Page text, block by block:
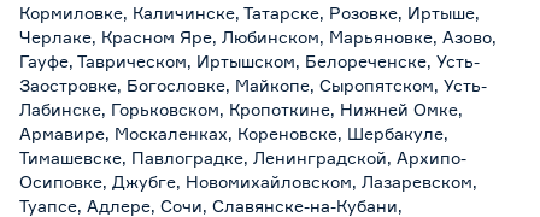
Кормиловке, Каличинске, Татарске, Розовке, Иртыше,
Черлаке, Красном Яре, Любинском, Марьяновке, Азово,
Гауфе, Таврическом, Иртышском, Белореченске, Усть-
Заостровке, Богословке, Майкопе, Сыропятском, Усть-
Лабинске, Горьковском, Кропоткине, Нижней Омке,
Армавире, Москаленках, Кореновске, Шербакуле,
Тимашевске, Павлоградке, Ленинградской, Архипо-
Осиповке, Джубге, Новомихайловском, Лазаревском,
Туапсе, Адлере, Сочи, Славянске-на-Кубани,